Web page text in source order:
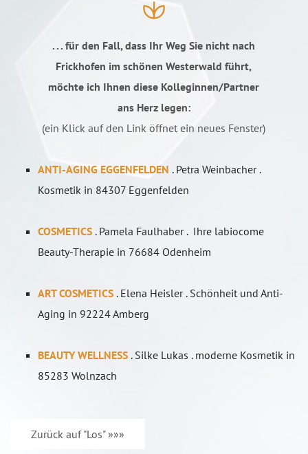
. . . für den Fall, dass Ihr Weg Sie nicht nach
Frickhofen im schönen Westerwald führt,
möchte ich Ihnen diese Kolleginnen/Partner
ans Herz legen:
(ein Klick auf den Link öffnet ein neues Fenster)
ANTI-AGING EGGENFELDEN . Petra Weinbacher .
Kosmetik in 84307 Eggenfelden
COSMETICS . Pamela Faulhaber . Ihre labiocome
Beauty-Therapie in 76684 Odenheim
ART COSMETICS . Elena Heisler . Schönheit und Anti-
Aging in 92224 Amberg
BEAUTY WELLNESS . Silke Lukas . moderne Kosmetik in
85283 Wolnzach
Zurück auf "Los" »»»